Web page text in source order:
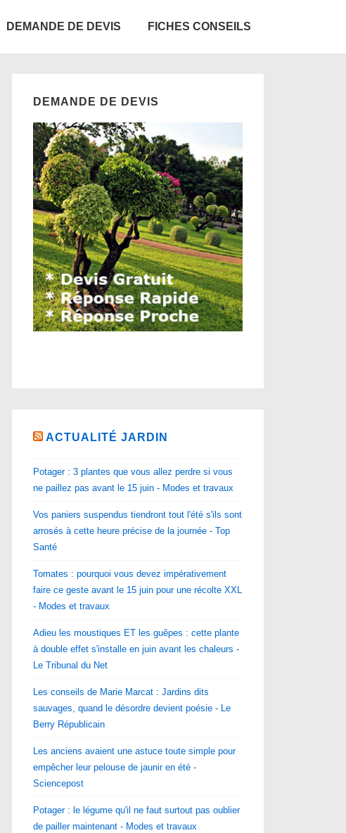
DEMANDE DE DEVIS FICHES CONSEILS
DEMANDE DE DEVIS
ACTUALITÉ JARDIN
Potager : 3 plantes que vous allez perdre si vous
ne paillez pas avant le 15 juin - Modes et travaux
Vos paniers suspendus tiendront tout l'été s'ils sont
arrosés à cette heure précise de la journée - Top
Santé
Tomates : pourquoi vous devez impérativement
faire ce geste avant le 15 juin pour une récolte XXL
- Modes et travaux
Adieu les moustiques ET les guêpes : cette plante
à double effet s'installe en juin avant les chaleurs -
Le Tribunal du Net
Les conseils de Marie Marcat : Jardins dits
sauvages, quand le désordre devient poésie - Le
Berry Républicain
Les anciens avaient une astuce toute simple pour
empêcher leur pelouse de jaunir en été -
Sciencepost
Potager : le légume qu'il ne faut surtout pas oublier
de pailler maintenant - Modes et travaux